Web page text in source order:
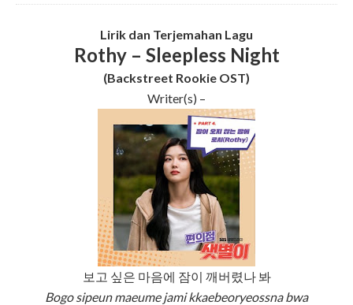
Lirik dan Terjemahan Lagu
Rothy – Sleepless Night
(Backstreet Rookie OST)
Writer(s) –
보고 싶은 마음에 잠이 깨버렸나 봐
Bogo sipeun maeume jami kkaebeoryeossna bwa